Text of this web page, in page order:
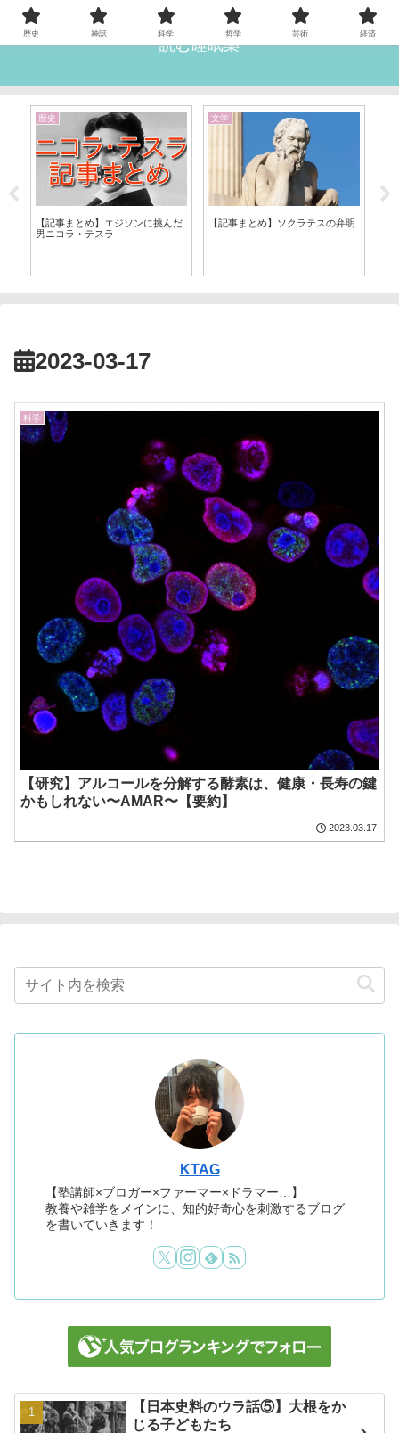
読む睡眠薬
歴史
【記事まとめ】エジソンに挑んだ
男ニコラ・テスラ
文学
【記事まとめ】ソクラテスの弁明
2023-03-17
科学
【研究】アルコールを分解する酵素は、健康・長寿の鍵
かもしれない〜AMAR〜【要約】
2023.03.17
KTAG
【塾講師×ブロガー×ファーマー×ドラマー…】
教養や雑学をメインに、知的好奇心を刺激するブログ
を書いていきます！
【日本史料のウラ話⑤】大根をか
じる子どもたち
歴史 神話 科学 哲学 芸術 経済